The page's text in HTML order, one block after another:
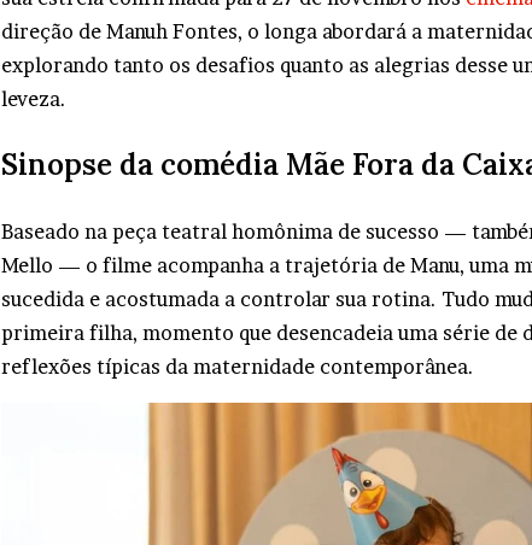
direção de Manuh Fontes, o longa abordará a
explorando tanto os desafios quanto as alegrias desse
leveza.
Sinopse da comédia Mãe Fora da
Baseado na peça teatral homônima de sucesso —
Mello — o filme acompanha a trajetória de Manu, uma
sucedida e acostumada a controlar sua rotina. Tudo
primeira filha, momento que desencadeia uma série de
reflexões típicas da maternidade contemporânea.